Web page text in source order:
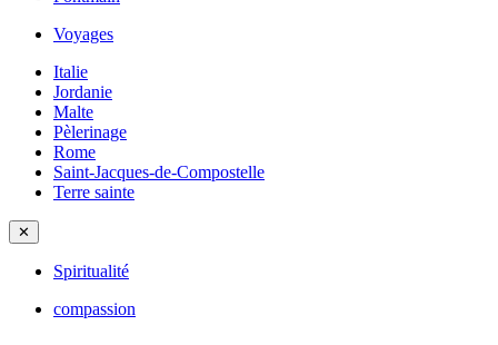
Voyages
Italie
Jordanie
Malte
Pèlerinage
Rome
Saint-Jacques-de-Compostelle
Terre sainte
✕
Spiritualité
compassion